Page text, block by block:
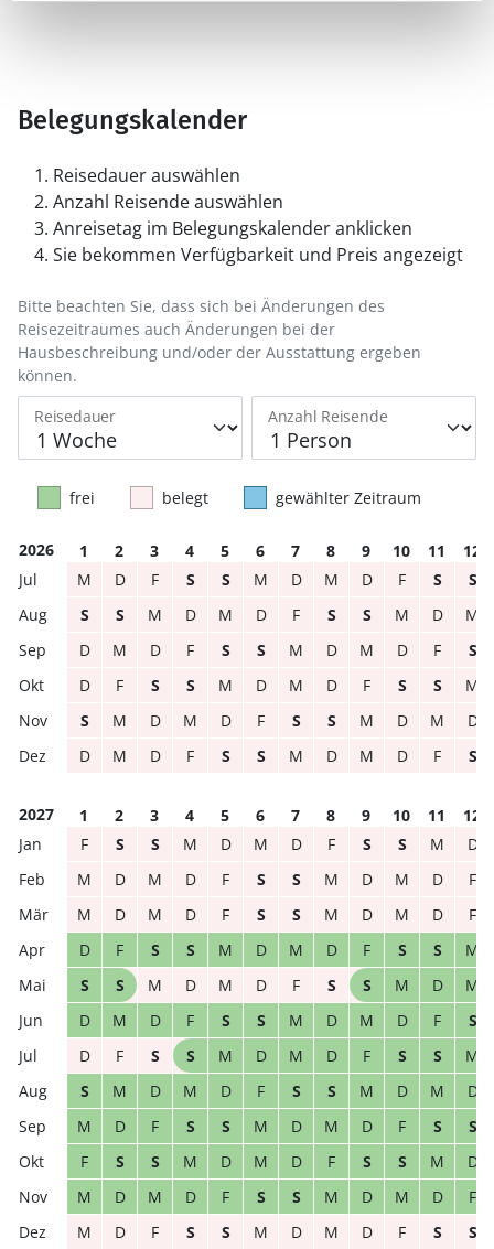
Belegungskalender
Reisedauer auswählen
Anzahl Reisende auswählen
Anreisetag im Belegungskalender anklicken
Sie bekommen Verfügbarkeit und Preis angezeigt
Reisedauer Anzahl Reisende
Bitte beachten Sie, dass sich bei Änderungen des
Reisezeitraumes auch Änderungen bei der
Hausbeschreibung und/oder der Ausstattung ergeben
können.
frei belegt gewählter Zeitraum
2026 1 2 3 4 5 6 7 8 9 10 11
12
M
D F S S M D M D F S
S
S
S M D M D F S S M D
M
D
M D F S S M D M D F
S
D
F S S M D M D F S S
M
S
M D M D F S S M D M
D
D
M D F S S M D M D F S
2027 1 2 3 4 5 6 7 8 9 10 11
12
F
S S M D M D F S S M
D
M
D M D F S S M D M D
F
M
D M D F S S M D M D
F
D
F S S M D M D F S S
M
S
S M D M D F S S M D
M
D
M D F S S M D M D F
S
D
F S S M D M D F S S
M
S
M D M D F S S M D M
D
M
D F S S M D M D F S
S
F
S S M D M D F S S M
D
M
D M D F S S M D M D
F
M
D F S S M D M D F S S